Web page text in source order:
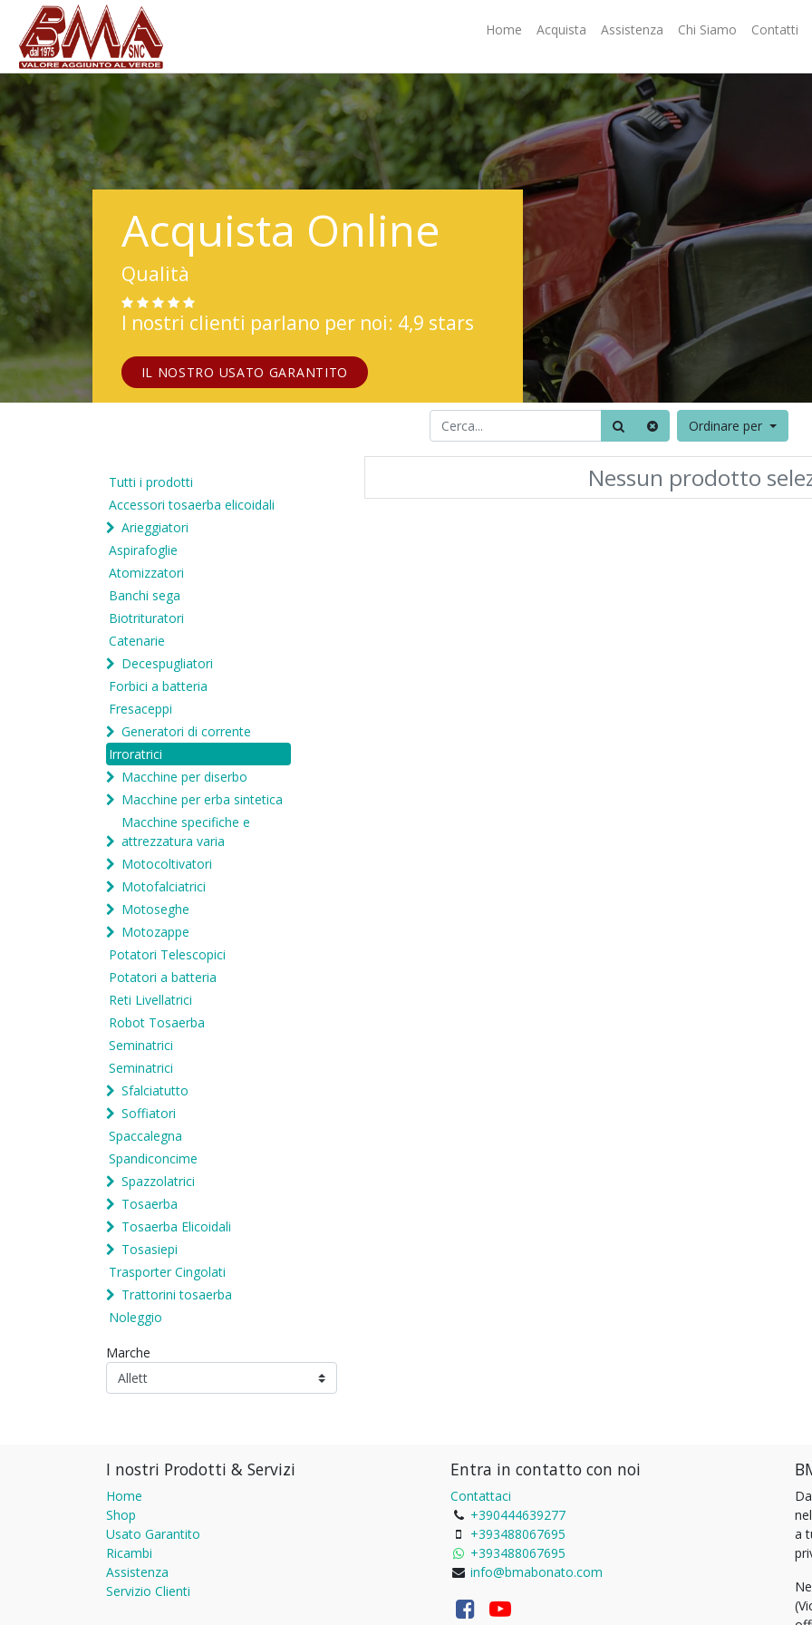
Home Acquista Assistenza Chi Siamo Contatti
Acquista Online
Qualità
I nostri clienti parlano per noi: 4,9 stars
IL NOSTRO USATO GARANTITO
Ordinare per
Tutti i prodotti
Accessori tosaerba elicoidali
Arieggiatori
Aspirafoglie
Atomizzatori
Banchi sega
Biotrituratori
Catenarie
Decespugliatori
Forbici a batteria
Fresaceppi
Generatori di corrente
Irroratrici
Macchine per diserbo
Macchine per erba sintetica
Macchine specifiche e
attrezzatura varia
Motocoltivatori
Motofalciatrici
Motoseghe
Motozappe
Potatori Telescopici
Potatori a batteria
Reti Livellatrici
Robot Tosaerba
Seminatrici
Seminatrici
Sfalciatutto
Soffiatori
Spaccalegna
Spandiconcime
Spazzolatrici
Tosaerba
Tosaerba Elicoidali
Tosasiepi
Trasporter Cingolati
Trattorini tosaerba
Noleggio
Marche
Nessun prodotto
I nostri Prodotti & Servizi
Home
Shop
Usato Garantito
Ricambi
Assistenza
Servizio Clienti
Entra in contatto con noi
Contattaci
+390444639277
+393488067695
+393488067695
info@bmabonato.com
a